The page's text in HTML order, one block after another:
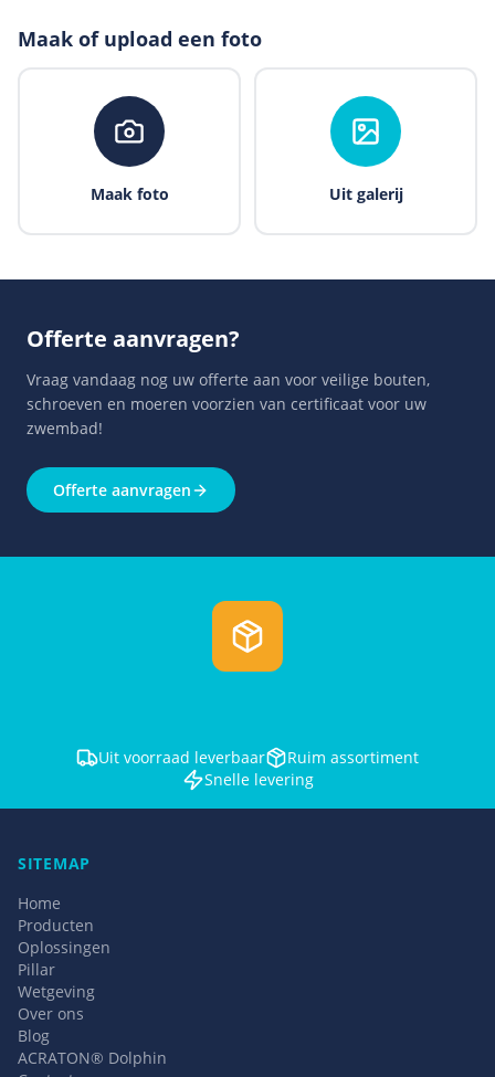
Maak of upload een foto
Maak foto Uit galerij
Offerte aanvragen?
Vraag vandaag nog uw offerte aan voor veilige bouten,
schroeven en moeren voorzien van certificaat voor uw
zwembad!
Offerte aanvragen
Uit voorraad leverbaar
Ruim assortiment
Snelle levering
SITEMAP
Home
Producten
Oplossingen
Pillar
Wetgeving
Over ons
Blog
ACRATON® Dolphin